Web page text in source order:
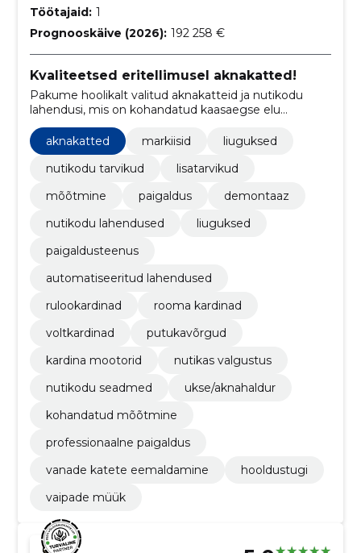
Töötajaid: 1
Prognooskäive (2026): 192 258 €
Kvaliteetsed eritellimusel aknakatted!
Pakume hoolikalt valitud aknakatteid ja nutikodu
lahendusi, mis on kohandatud kaasaegse elu
nõudmistele, ning lisaks pakume ka professionaalset
paigaldusteenust.
aknakatted markiisid
liuguksed
nutikodu tarvikud
lisatarvikud
mõõtmine
paigaldus
demontaaz
nutikodu lahendused
liuguksed
paigaldusteenus
automatiseeritud lahendused
rulookardinad
rooma kardinad
voltkardinad
putukavõrgud
kardina mootorid
nutikas valgustus
nutikodu seadmed
ukse/aknahaldur
kohandatud mõõtmine
professionaalne paigaldus
vanade katete eemaldamine
hooldustugi
vaipade müük